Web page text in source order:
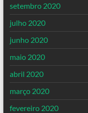
setembro 2020
julho 2020
junho 2020
maio 2020
abril 2020
março 2020
fevereiro 2020